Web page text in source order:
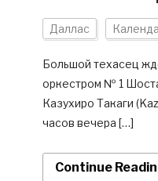
Даллас
Большой техасец
оркестром № 1
Казухиро Такаги
часов вечера […]
Continue